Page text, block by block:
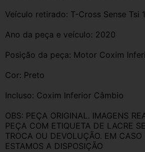
Veículo retirado: T-Cross Sense Tsi
Ano da peça e veículo: 2020
Posição da peça: Motor Coxim
Cor: Preto
Incluso: Coxim Inferior Câmbio
OBS: PEÇA ORIGINAL. IMAGENS
PEÇA COM ETIQUETA DE LACRE
TROCA OU DEVOLUÇÃO. EM
ESTAMOS A DISPOSIÇÃO